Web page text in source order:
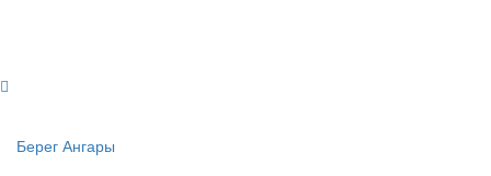
Берег Ангары